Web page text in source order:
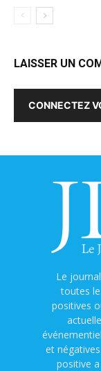
LAISSER UN
CONNECTEZ
Le
toutes
positives
et
positive